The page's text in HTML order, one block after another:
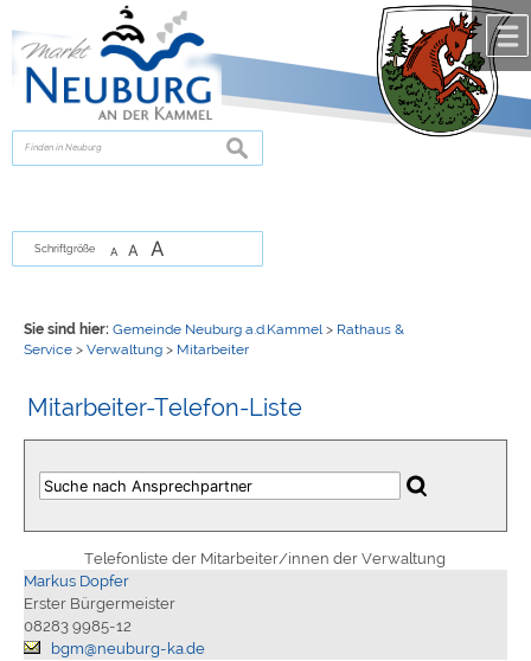
zur Navigationoder
springen.
suchen
Schriftgröße A A A
Sie sind hier: Gemeinde Neuburg a.d.Kammel > Rathaus &
Service> Verwaltung> Mitarbeiter
Mitarbeiter-Telefon-Liste
Telefonliste der Mitarbeiter/innen der Verwaltung
Markus Dopfer
Erster Bürgermeister
08283 9985-12
bgm@neuburg-ka.de